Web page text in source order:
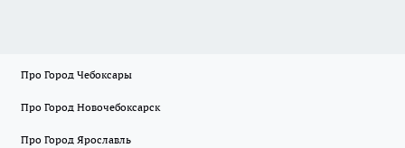
Про Город Чебоксары
Про Город Новочебоксарск
Про Город Ярославль